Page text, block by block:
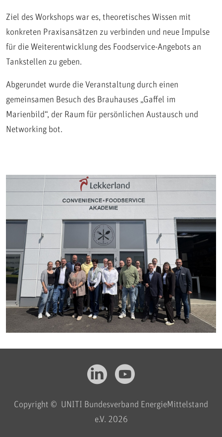
Ziel des Workshops war es, theoretisches Wissen mit
konkreten Praxisansätzen zu verbinden und neue Impulse
für die Weiterentwicklung des Foodservice-Angebots an
Tankstellen zu geben.
Abgerundet wurde die Veranstaltung durch einen
gemeinsamen Besuch des Brauhauses „Gaffel im
Marienbild“, der Raum für persönlichen Austausch und
Networking bot.
Copyright © UNITI Bundesverband EnergieMittelstand
e.V. 2026